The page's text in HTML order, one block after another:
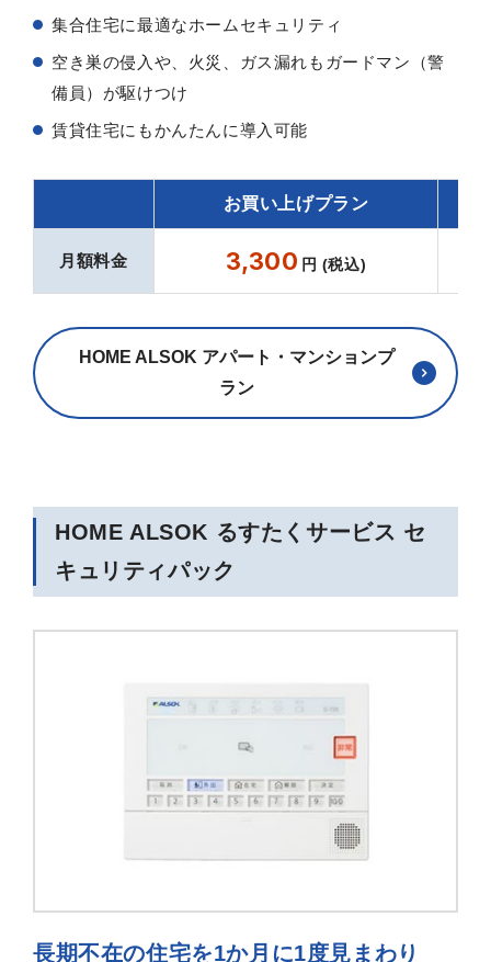
集合住宅に最適なホームセキュリティ
空き巣の侵入や、火災、ガス漏れもガードマン（警
備員）が駆けつけ
賃貸住宅にもかんたんに導入可能
お買い上げプラン
月額料金 3,300 円 (税込)
HOME ALSOK アパート・マンションプ
ラン
HOME ALSOK るすたくサービス セ
キュリティパック
長期不在の住宅を1か月に1度見まわり